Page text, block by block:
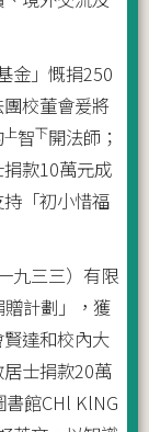
金」慨捐250
校董會爰將
上智下開法師；
款10萬元成
「初小惜福
九三三）有限
計劃」，獲
達和校內大
士捐款20萬
館CHl KlNG